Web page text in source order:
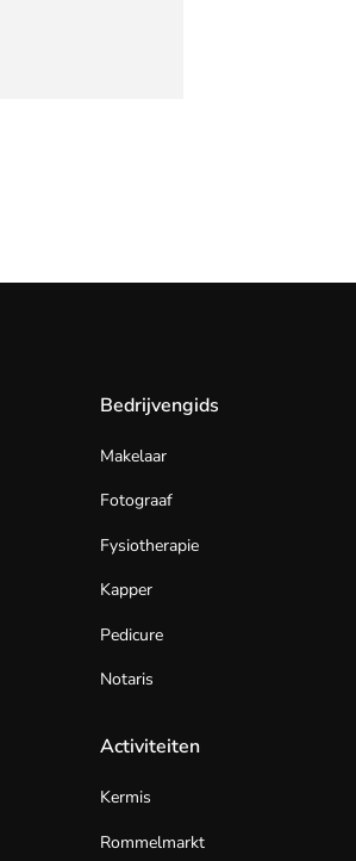
Bedrijvengids
Makelaar
Fotograaf
Fysiotherapie
Kapper
Pedicure
Notaris
Activiteiten
Kermis
Rommelmarkt